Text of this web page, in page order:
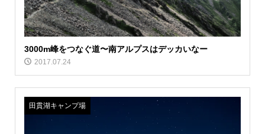
3000m峰をつなぐ道〜南アルプスはデッカいなー
2017.07.24
田貫湖キャンプ場